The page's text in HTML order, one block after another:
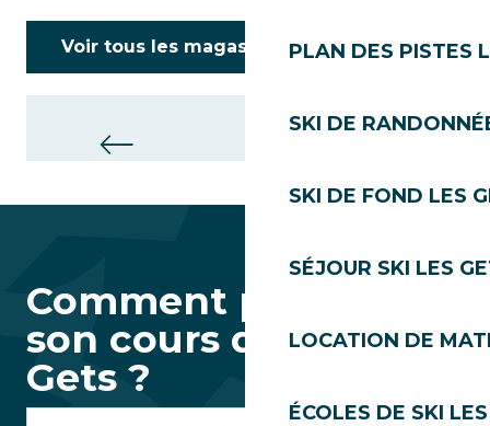
PLAN DES PISTES
SKI DE
SKI DE FOND LES
SÉJOUR SKI LES
LOCATION DE
ÉCOLES DE SKI
Voir tous les magasins de sport
Blanc Sports
Comment préparer
son cours de ski aux
Gets ?